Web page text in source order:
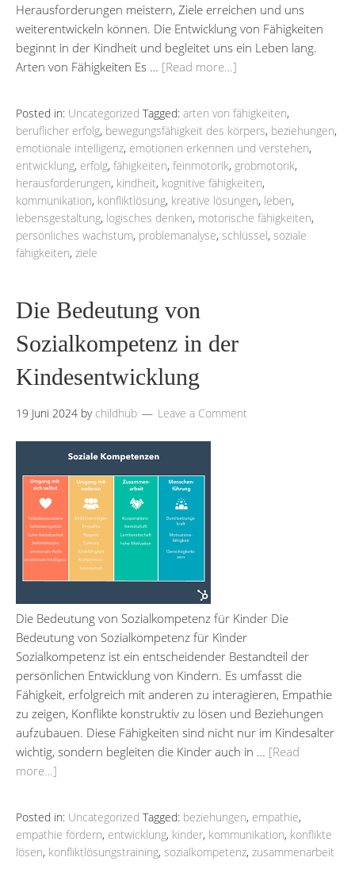
Herausforderungen meistern, Ziele erreichen und uns
weiterentwickeln können. Die Entwicklung von Fähigkeiten
beginnt in der Kindheit und begleitet uns ein Leben lang.
Arten von Fähigkeiten Es … [Read more…]
Posted in: Uncategorized Tagged: arten von fähigkeiten,
beruflicher erfolg, bewegungsfähigkeit des körpers, beziehungen,
emotionale intelligenz, emotionen erkennen und verstehen,
entwicklung, erfolg, fähigkeiten, feinmotorik, grobmotorik,
herausforderungen, kindheit, kognitive fähigkeiten,
kommunikation, konfliktlösung, kreative lösungen, leben,
lebensgestaltung, logisches denken, motorische fähigkeiten,
persönliches wachstum, problemanalyse, schlüssel, soziale
fähigkeiten, ziele
Die Bedeutung von
Sozialkompetenz in der
Kindesentwicklung
19 Juni 2024 by childhub Leave a Comment
Die Bedeutung von Sozialkompetenz für Kinder Die
Bedeutung von Sozialkompetenz für Kinder
Sozialkompetenz ist ein entscheidender Bestandteil der
persönlichen Entwicklung von Kindern. Es umfasst die
Fähigkeit, erfolgreich mit anderen zu interagieren, Empathie
zu zeigen, Konflikte konstruktiv zu lösen und Beziehungen
aufzubauen. Diese Fähigkeiten sind nicht nur im Kindesalter
wichtig, sondern begleiten die Kinder auch in … [Read
more…]
Posted in: Uncategorized Tagged: beziehungen, empathie,
empathie fördern, entwicklung, kinder, kommunikation, konflikte
lösen, konfliktlösungstraining, sozialkompetenz, zusammenarbeit